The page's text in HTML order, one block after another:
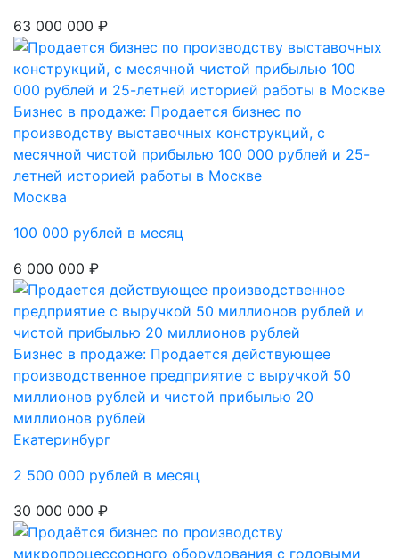
63 000 000 ₽
Бизнес в продаже: Продается бизнес по
производству выставочных конструкций, с
месячной чистой прибылью 100 000 рублей и 25-
летней историей работы в Москве
Москва
100 000 рублей в месяц
6 000 000 ₽
Бизнес в продаже: Продается действующее
производственное предприятие с выручкой 50
миллионов рублей и чистой прибылью 20
миллионов рублей
Екатеринбург
2 500 000 рублей в месяц
30 000 000 ₽